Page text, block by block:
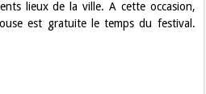
pendant
la
lieux de la ville. A cette occasion,
est gratuite le temps du festival.